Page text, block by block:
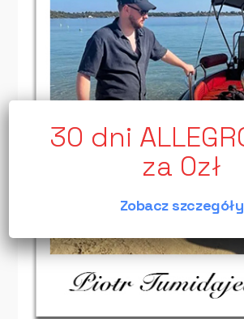
Zobacz szczegóły